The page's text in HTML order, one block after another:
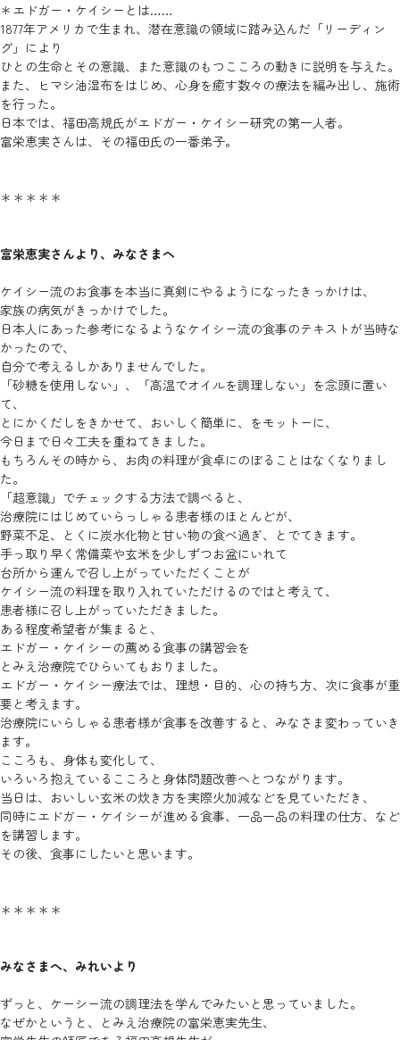
＊エドガー・ケイシーとは……
1877年アメリカで生まれ、潜在意識の領域に踏み込んだ「リーディン
グ」により
ひとの生命とその意識、また意識のもつこころの動きに説明を与えた。
また、ヒマシ油湿布をはじめ、心身を癒す数々の療法を編み出し、施術
を行った。
日本では、福田高規氏がエドガー・ケイシー研究の第一人者。
富栄恵実さんは、その福田氏の一番弟子。
＊＊＊＊＊
富栄恵実さんより、みなさまへ
ケイシー流のお食事を本当に真剣にやるようになったきっかけは、
家族の病気がきっかけでした。
日本人にあった参考になるようなケイシー流の食事のテキストが当時な
かったので、
自分で考えるしかありませんでした。
「砂糖を使用しない」、「高温でオイルを調理しない」を念頭に置い
て、
とにかくだしをきかせて、おいしく簡単に、をモットーに、
今日まで日々工夫を重ねてきました。
もちろんその時から、お肉の料理が食卓にのぼることはなくなりまし
た。
「超意識」でチェックする方法で調べると、
治療院にはじめていらっしゃる患者様のほとんどが、
野菜不足、とくに炭水化物と甘い物の食べ過ぎ、とでてきます。
手っ取り早く常備菜や玄米を少しずつお盆にいれて
台所から運んで召し上がっていただくことが
ケイシー流の料理を取り入れていただけるのではと考えて、
患者様に召し上がっていただきました。
ある程度希望者が集まると、
エドガー・ケイシーの薦める食事の講習会を
とみえ治療院でひらいてもおりました。
エドガー・ケイシー療法では、理想・目的、心の持ち方、次に食事が重
要と考えます。
治療院にいらしゃる患者様が食事を改善すると、みなさま変わっていき
ます。
こころも、身体も変化して、
いろいろ抱えているこころと身体問題改善へとつながります。
当日は、おいしい玄米の炊き方を実際火加減などを見ていただき、
同時にエドガー・ケイシーが進める食事、一品一品の料理の仕方、など
を講習します。
その後、食事にしたいと思います。
＊＊＊＊＊
みなさまへ、みれいより
ずっと、ケーシー流の調理法を学んでみたいと思っていました。
なぜかというと、とみえ治療院の富栄恵実先生、